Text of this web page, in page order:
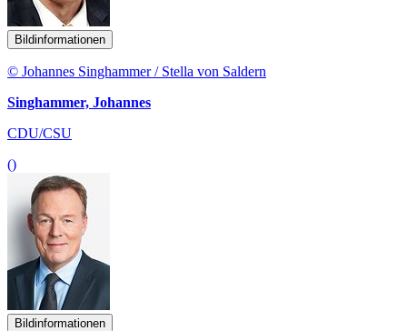
Bildinformationen
© Johannes Singhammer / Stella von Saldern
Singhammer, Johannes
CDU/CSU
()
Bildinformationen